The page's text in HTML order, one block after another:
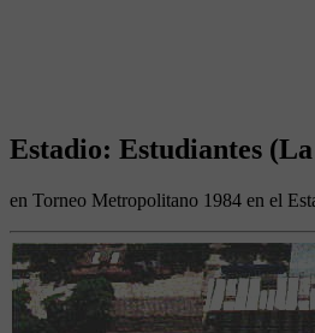
Estadio: Estudiantes
en Torneo Metropolitano 1984 en el